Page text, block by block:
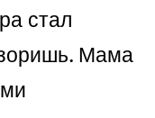
стал
Мама